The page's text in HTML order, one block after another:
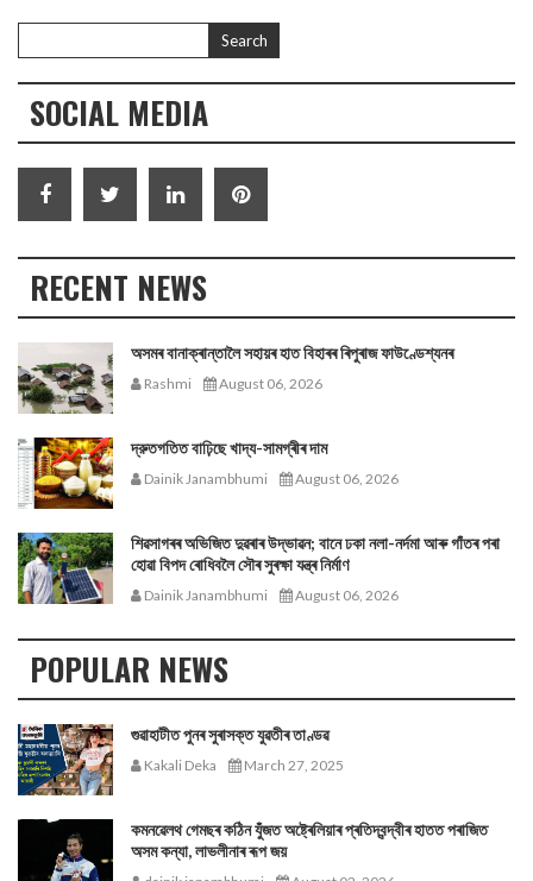
SOCIAL MEDIA
RECENT NEWS
অসমৰ বানাক্ৰান্তালৈ সহায়ৰ হাত বিহাৰৰ ৰিপুৰাজ ফাউণ্ডেশ্যনৰ
Rashmi August 06, 2026
দ্রুতগতিত বাঢ়িছে খাদ্য-সামগ্ৰীৰ দাম
Dainik Janambhumi August 06, 2026
শিৱসাগৰৰ অভিজিত দুৱৰাৰ উদ্ভাৱন; বানে ঢকা নলা-নৰ্দমা আৰু গাঁতৰ পৰা
হোৱা বিপদ ৰোধিবলৈ সৌৰ সুৰক্ষা যন্ত্ৰ নিৰ্মাণ
Dainik Janambhumi August 06, 2026
POPULAR NEWS
গুৱাহাটীত পুনৰ সুৰাসক্ত যুৱতীৰ তাণ্ডৱ
Kakali Deka March 27, 2025
কমনৱেলথ গেমছৰ কঠিন যুঁজত অষ্ট্ৰেলিয়াৰ প্ৰতিদ্বন্দ্বীৰ হাতত পৰাজিত
অসম কন্যা, লাভলীনাৰ ৰূপ জয়